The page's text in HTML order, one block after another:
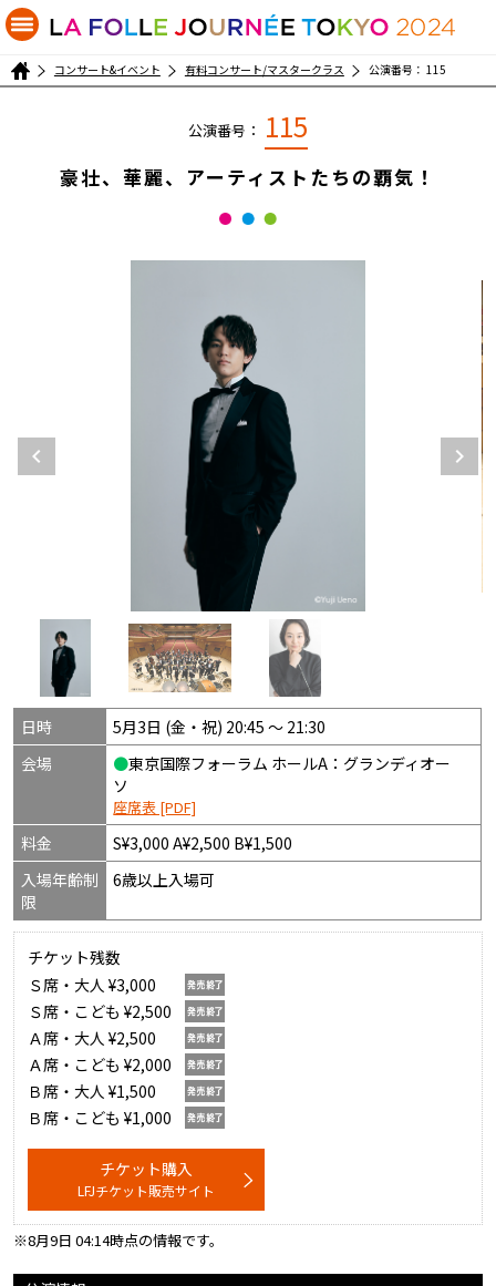
コンサート&イベント 有料コンサート/マスタークラス 公演番号： 115
公演番号： 115
豪壮、華麗、アーティストたちの覇気！
日時
5月3日 (金・祝) 20:45 〜 21:30
会場
●東京国際フォーラム ホールA：グランディオー
ソ
座席表 [PDF]
料金
S¥3,000 A¥2,500 B¥1,500
入場年齢制
限
6歳以上入場可
チケット残数
Ｓ席・大人 ¥3,000
Ｓ席・こども ¥2,500
Ａ席・大人 ¥2,500
Ａ席・こども ¥2,000
Ｂ席・大人 ¥1,500
Ｂ席・こども ¥1,000
チケット購入
LFJチケット販売サイト
※8月9日 04:14時点の情報です。